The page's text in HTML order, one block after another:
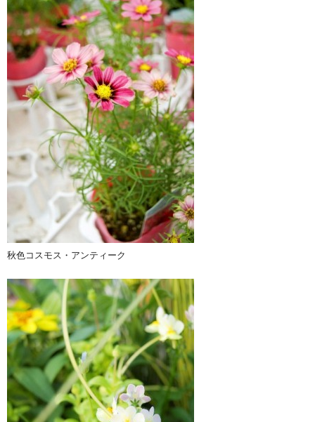
秋色コスモス・アンティーク